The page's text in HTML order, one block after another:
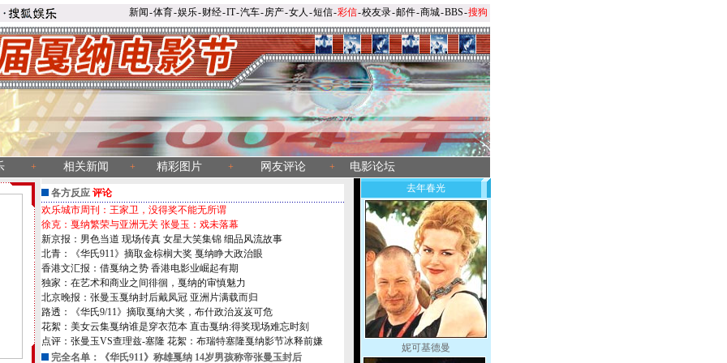
新闻-体育-娱乐-财经-IT-汽车-房产-女人 -短信-彩信-校友录-邮件-商城-BBS-搜狗
+ 相关新闻 + 精彩图片 + 网友评论 + 电影论坛
各方反应 评论
欢乐城市周刊：王家卫，没得奖不能无所谓
徐克：戛纳繁荣与亚洲无关 张曼玉：戏未落幕
新京报：男色当道 现场传真 女星大笑集锦 细品风流故事
北青：《华氏911》摘取金棕榈大奖 戛纳睁大政治眼
香港文汇报：借戛纳之势 香港电影业崛起有期
独家：在艺术和商业之间徘徊，戛纳的审慎魅力
北京晚报：张曼玉戛纳封后戴凤冠 亚洲片满载而归
路透：《华氏9/11》摘取戛纳大奖，布什政治岌岌可危
花絮：美女云集戛纳谁是穿衣范本 直击戛纳:得奖现场难忘时刻
点评：张曼玉VS查理兹-塞隆 花絮：布瑞特塞隆戛纳影节冰释前嫌
完全名单：
《华氏911》称雄戛纳 14岁男孩称帝张曼玉封后
去年春光
妮可基德曼